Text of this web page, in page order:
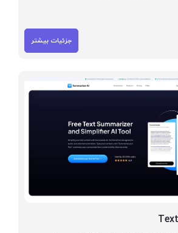
جزئیات بیشتر